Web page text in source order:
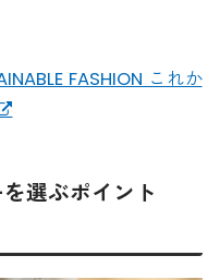
FASHION これか
選ぶポイント